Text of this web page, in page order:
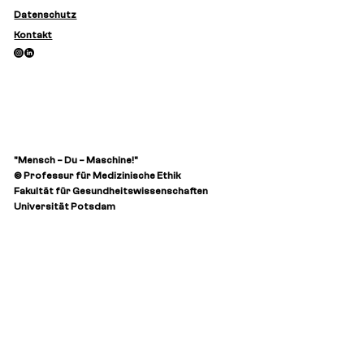
Datenschutz
Kontakt
"Mensch – Du – Maschine!"
© Professur für Medizinische Ethik
Fakultät für Gesundheitswissenschaften
Universität Potsdam